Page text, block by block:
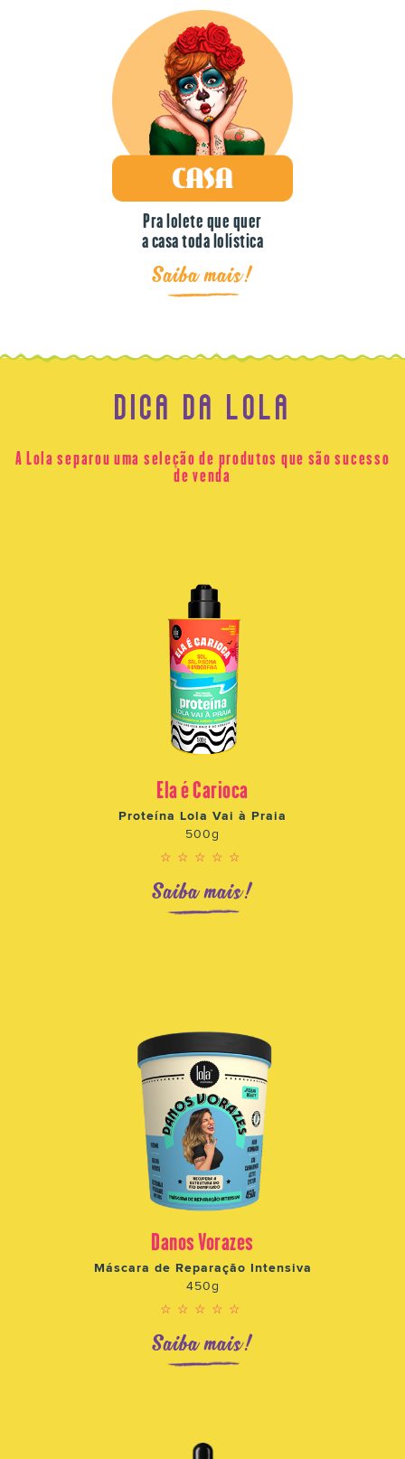
Pra lolete que quer
a casa toda lolística
Saiba mais!
DICA DA LOLA
A Lola separou uma seleção de produtos que são sucesso
de venda
Ela é Carioca
Proteína Lola Vai à Praia
500g
☆☆☆☆☆
Saiba mais!
Danos Vorazes
Máscara de Reparação Intensiva
450g
☆☆☆☆☆
Saiba mais!